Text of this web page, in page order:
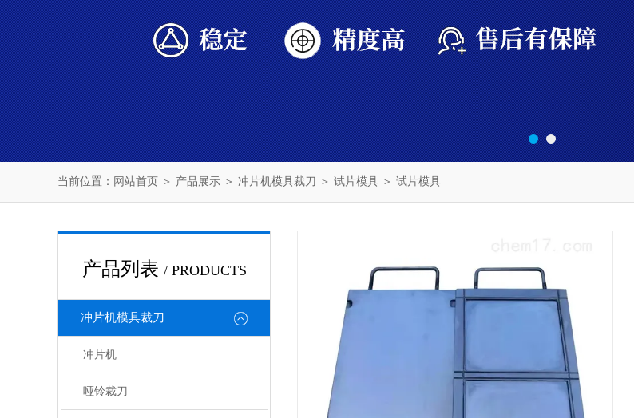
当前位置： 网站首页 ＞ 产品展示 ＞ 冲片机模具裁刀 ＞ 试片模具 ＞ 试片模具
产品列表 / PRODUCTS
冲片机模具裁刀
冲片机
哑铃裁刀